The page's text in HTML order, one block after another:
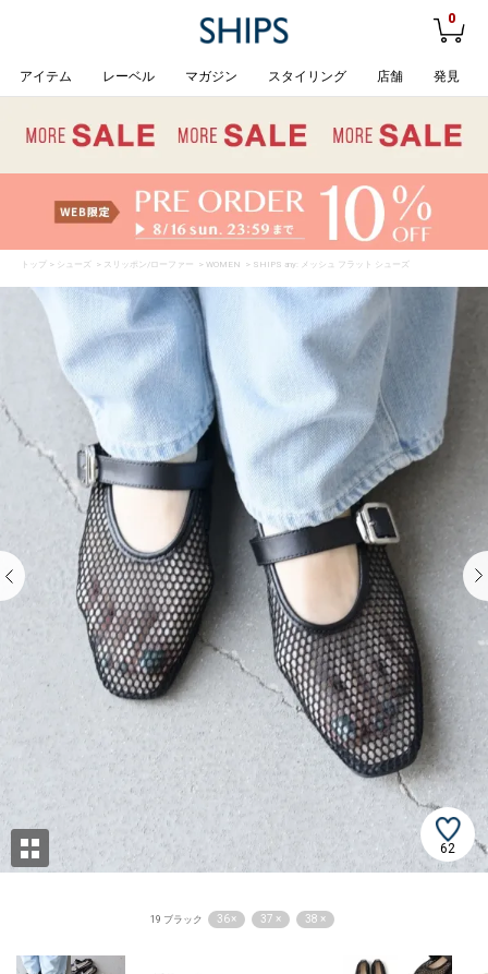
0
アイテム レーベル マガジン スタイリング 店舗 発見
トップ > シューズ > スリッポン/ローファー > WOMEN > SHIPS any: メッシュ フラット シューズ
62
19 ブラック 36 × 37 × 38 ×